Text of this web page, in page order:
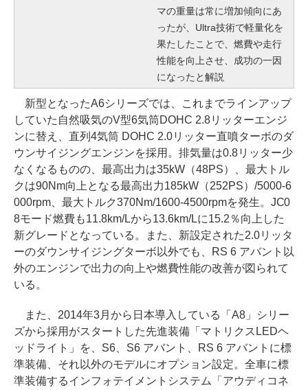
マの重量は常に増加傾向にあ
ったが、Ultra技術で軽量化を
果たしたことで、燃費や走行
性能を向上させ、成功の一因
になったと解説
新型となったA6シリーズでは、これまでラインアップ
していた自然吸気のV型6気筒DOHC 2.8リッターエンジ
ンに替え、直列4気筒 DOHC 2.0リッター直噴ターボのダ
ウンサイジングエンジンを採用。排気量は0.8リッター少
なくなるものの、最高出力は35kW（48PS）、最大トル
クは90Nm向上となる最高出力185kW（252PS）/5000-6
000rpm、最大トルク370Nm/1600-4500rpmを発生。JC0
8モード燃費も11.8km/Lから13.6km/Lに15.2％向上した
新グレードとなっている。また、新設定された2.0リッタ
ーのダウンサイジングターボ以外でも、RS 6 アバント以
外のエンジンで出力の向上や燃費性能の改善が図られて
いる。
また、2014年3月から日本導入している「A8」シリー
ズから採用がスタートした先進装備「マトリクスLEDヘ
ッドライト」を、S6、S6 アバント、RS 6 アバントに標
準装備、それ以外のモデルにオプション設定。全車に標
準装備するインフォテイメントシステム「アウディコネ